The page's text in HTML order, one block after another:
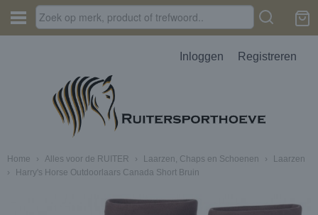
Inloggen Registreren
Home › Alles voor de RUITER › Laarzen, Chaps en Schoenen ›
Laarzen
›
Harry's Horse Outdoorlaars Canada Short Bruin